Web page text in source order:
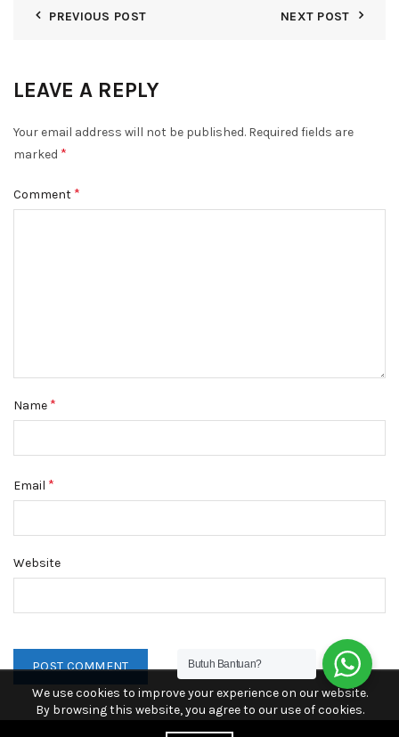
PREVIOUS POST NEXT POST
LEAVE A REPLY
Your email address will not be published. Required fields are
marked *
Comment *
Name *
Email *
Website
Butuh Bantuan?
We use cookies to improve your experience on our website.
By browsing this website, you agree to our use of cookies.